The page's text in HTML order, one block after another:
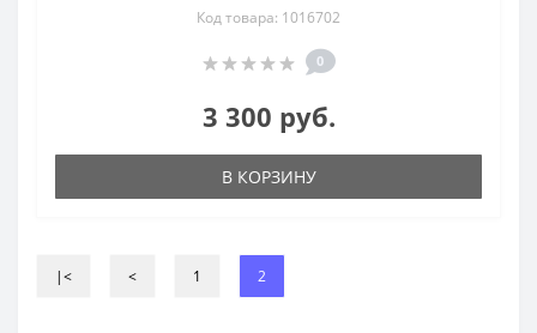
Код товара: 1016702
0
3 300 руб.
В КОРЗИНУ
|< < 1 2